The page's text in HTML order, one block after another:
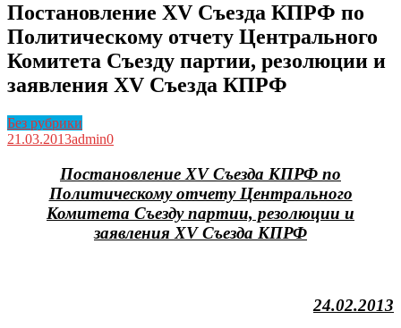
Постановление XV Съезда КПРФ по
Политическому отчету Центрального
Комитета Съезду партии, резолюции и
заявления XV Съезда КПРФ
Без рубрики
21.03.2013admin0
Постановление XV Съезда КПРФ по
Политическому отчету Центрального
Комитета Съезду партии, резолюции и
заявления XV Съезда КПРФ
24.02.2013